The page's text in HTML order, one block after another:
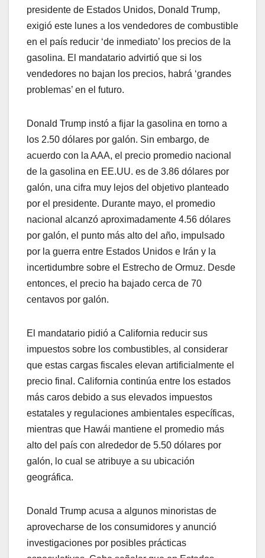
presidente de Estados Unidos, Donald Trump,
exigió este lunes a los vendedores de combustible
en el país reducir ‘de inmediato’ los precios de la
gasolina. El mandatario advirtió que si los
vendedores no bajan los precios, habrá ‘grandes
problemas’ en el futuro.
Donald Trump instó a fijar la gasolina en torno a
los 2.50 dólares por galón. Sin embargo, de
acuerdo con la AAA, el precio promedio nacional
de la gasolina en EE.UU. es de 3.86 dólares por
galón, una cifra muy lejos del objetivo planteado
por el presidente. Durante mayo, el promedio
nacional alcanzó aproximadamente 4.56 dólares
por galón, el punto más alto del año, impulsado
por la guerra entre Estados Unidos e Irán y la
incertidumbre sobre el Estrecho de Ormuz. Desde
entonces, el precio ha bajado cerca de 70
centavos por galón.
El mandatario pidió a California reducir sus
impuestos sobre los combustibles, al considerar
que estas cargas fiscales elevan artificialmente el
precio final. California continúa entre los estados
más caros debido a sus elevados impuestos
estatales y regulaciones ambientales específicas,
mientras que Hawái mantiene el promedio más
alto del país con alrededor de 5.50 dólares por
galón, lo cual se atribuye a su ubicación
geográfica.
Donald Trump acusa a algunos minoristas de
aprovecharse de los consumidores y anunció
investigaciones por posibles prácticas